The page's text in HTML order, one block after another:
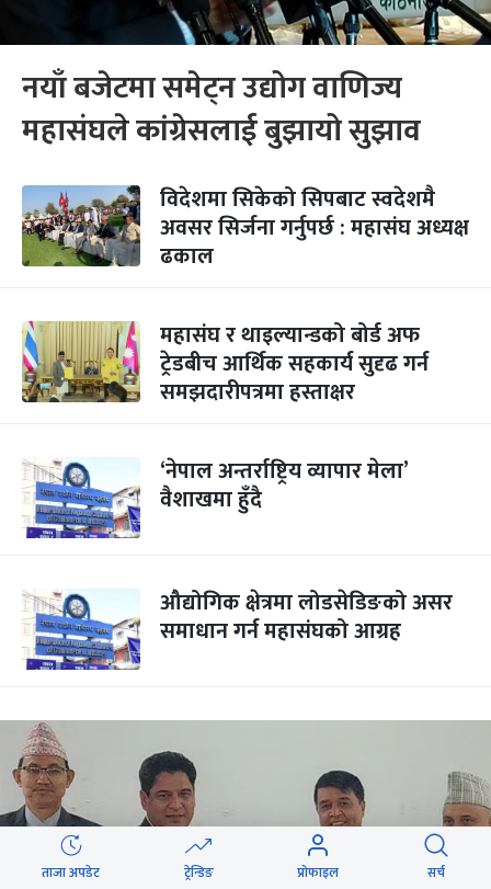
नयाँ बजेटमा समेट्न उद्योग वाणिज्य
महासंघले कांग्रेसलाई बुझायो सुझाव
विदेशमा सिकेको सिपबाट स्वदेशमै
अवसर सिर्जना गर्नुपर्छ : महासंघ अध्यक्ष
ढकाल
महासंघ र थाइल्यान्डको बोर्ड अफ
ट्रेडबीच आर्थिक सहकार्य सुदृढ गर्न
समझदारीपत्रमा हस्ताक्षर
‘नेपाल अन्तर्राष्ट्रिय व्यापार मेला’
वैशाखमा हुँदै
औद्योगिक क्षेत्रमा लोडसेडिङको असर
समाधान गर्न महासंघको आग्रह
ताजा अपडेट ट्रेन्डिङ प्रोफाइल सर्च